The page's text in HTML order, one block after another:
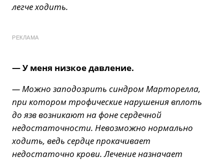
легче ходить.
РЕКЛАМА
— У меня низкое давление.
— Можно заподозрить синдром Марторелла,
при котором трофические нарушения вплоть
до язв возникают на фоне сердечной
недостаточности. Невозможно нормально
ходить, ведь сердце прокачивает
недостаточно крови. Лечение назначает